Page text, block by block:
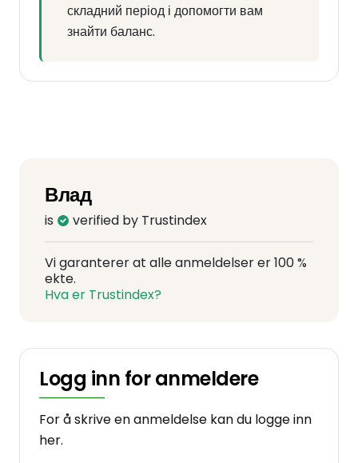
складний період і допомогти вам
знайти баланс.
Влад
is verified by Trustindex
Vi garanterer at alle anmeldelser er 100 %
ekte.
Hva er Trustindex?
Logg inn for anmeldere
For å skrive en anmeldelse kan du logge inn
her.